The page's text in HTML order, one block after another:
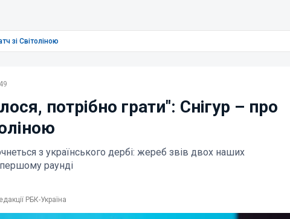
зі Світоліною
потрібно грати": Снігур – про
з українського дербі: жереб звів двох наших
раунді
РБК-Україна